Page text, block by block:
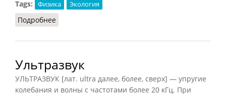
Tags: Физика Экология
Подробнее
Ультразвук
УЛЬТРАЗВУК [лат. ultra далее, более, сверх] — упругие
колебания и волны с частотами более 20 кГц. При